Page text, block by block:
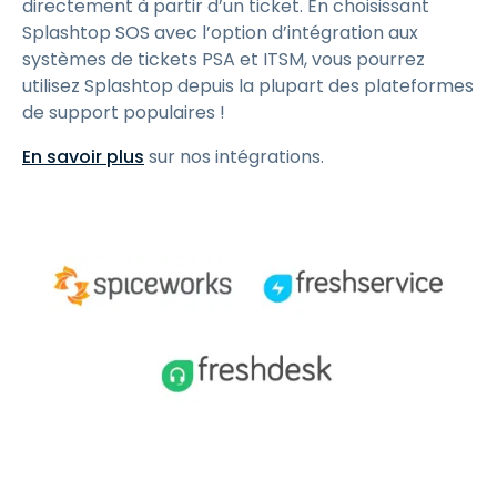
directement à partir d’un ticket. En choisissant
Splashtop SOS avec l’option d’intégration aux
systèmes de tickets PSA et ITSM, vous pourrez
utilisez Splashtop depuis la plupart des plateformes
de support populaires !
En savoir plus sur nos intégrations.